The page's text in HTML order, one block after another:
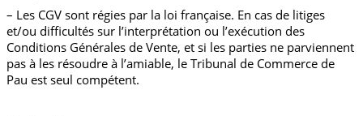
– Les CGV sont régies par la loi française. En cas de litiges
et/ou difficultés sur l’interprétation ou l’exécution des
Conditions Générales de Vente, et si les parties ne parviennent
pas à les résoudre à l’amiable, le Tribunal de Commerce de
Pau est seul compétent.